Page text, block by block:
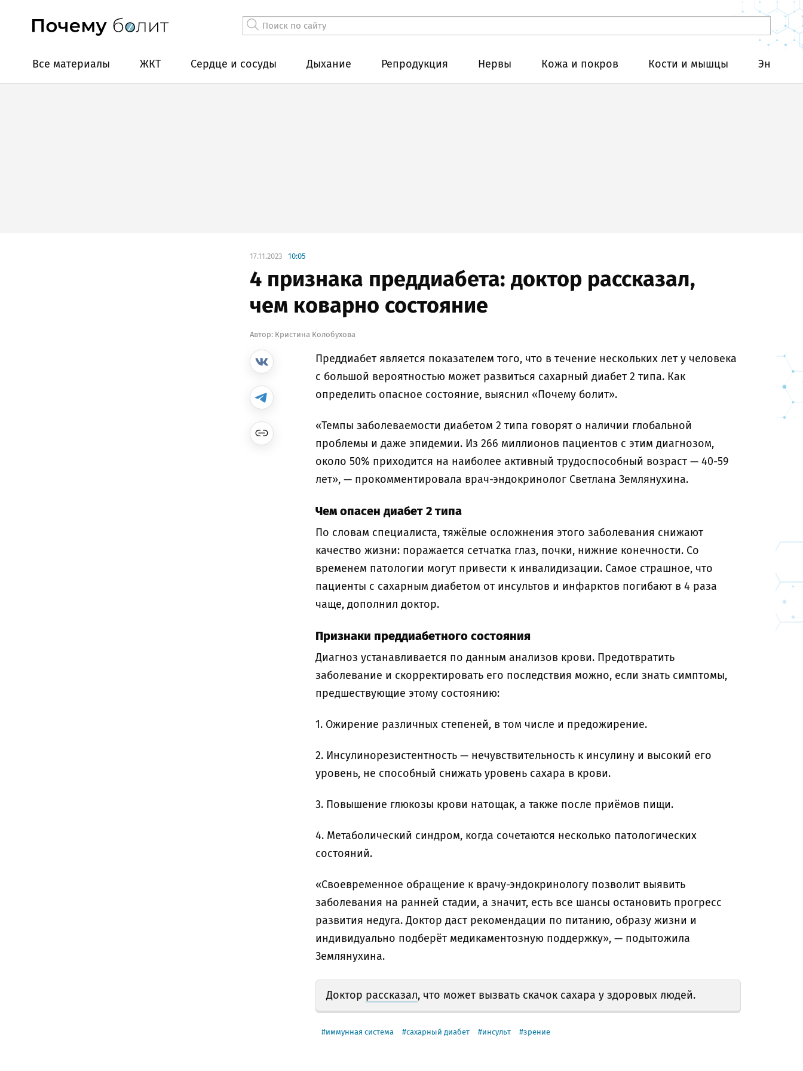
Все материалы ЖКТ Сердце и сосуды Дыхание Репродукция Нервы Кожа и покров Кости и мышцы
17.11.2023 10:05
4 признака преддиабета: доктор рассказал,
чем коварно состояние
Автор: Кристина Колобухова
Преддиабет является показателем того, что в течение нескольких лет у человека
с большой вероятностью может развиться сахарный диабет 2 типа. Как
определить опасное состояние, выяснил «Почему болит».
«Темпы заболеваемости диабетом 2 типа говорят о наличии глобальной
проблемы и даже эпидемии. Из 266 миллионов пациентов с этим диагнозом,
около 50% приходится на наиболее активный трудоспособный возраст — 40-59
лет», — прокомментировала врач-эндокринолог Светлана Землянухина.
Чем опасен диабет 2 типа
По словам специалиста, тяжёлые осложнения этого заболевания снижают
качество жизни: поражается сетчатка глаз, почки, нижние конечности. Со
временем патологии могут привести к инвалидизации. Самое страшное, что
пациенты с сахарным диабетом от инсультов и инфарктов погибают в 4 раза
чаще, дополнил доктор.
Признаки преддиабетного состояния
Диагноз устанавливается по данным анализов крови. Предотвратить
заболевание и скорректировать его последствия можно, если знать симптомы,
предшествующие этому состоянию:
1. Ожирение различных степеней, в том числе и предожирение.
2. Инсулинорезистентность — нечувствительность к инсулину и высокий его
уровень, не способный снижать уровень сахара в крови.
3. Повышение глюкозы крови натощак, а также после приёмов пищи.
4. Метаболический синдром, когда сочетаются несколько патологических
состояний.
«Своевременное обращение к врачу-эндокринологу позволит выявить
заболевания на ранней стадии, а значит, есть все шансы остановить прогресс
развития недуга. Доктор даст рекомендации по питанию, образу жизни и
индивидуально подберёт медикаментозную поддержку», — подытожила
Землянухина.
Доктор рассказал, что может вызвать скачок сахара у здоровых людей.
иммунная система сахарный диабет инсульт зрение